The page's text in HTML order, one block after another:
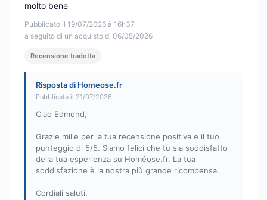
Pubblicato il 19/07/2026 à 16h37
a seguito di un acquisto di 06/05/2026
molto bene
Recensione tradotta
Risposta di Homeose.fr
Pubblicata il 21/07/2026
Ciao Edmond,
Grazie mille per la tua recensione positiva e il tuo
punteggio di 5/5. Siamo felici che tu sia soddisfatto
della tua esperienza su Homéose.fr. La tua
soddisfazione è la nostra più grande ricompensa.
Cordiali saluti,